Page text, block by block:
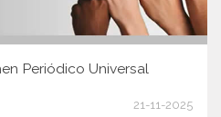
Periódico Universal
21-11-2025